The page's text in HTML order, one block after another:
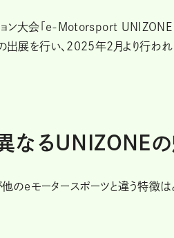
ン大会「e-Motorsport UNIZONE
出展を行い、2025年2月より行わ
なるUNIZONEの
のeモータースポーツと違う特徴